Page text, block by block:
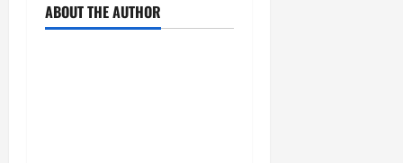
ABOUT THE AUTHOR